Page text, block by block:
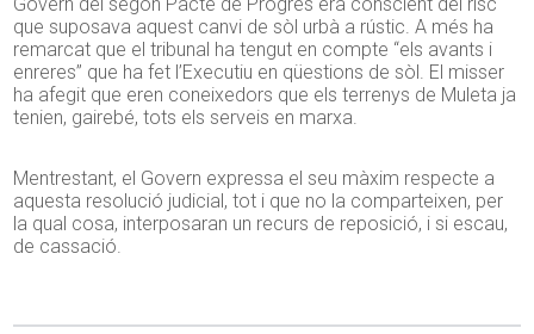
Govern del segon Pacte de Progrés era conscient del risc
que suposava aquest canvi de sòl urbà a rústic. A més ha
remarcat que el tribunal ha tengut en compte “els avants i
enreres” que ha fet l’Executiu en qüestions de sòl. El misser
ha afegit que eren coneixedors que els terrenys de Muleta ja
tenien, gairebé, tots els serveis en marxa.
Mentrestant, el Govern expressa el seu màxim respecte a
aquesta resolució judicial, tot i que no la comparteixen, per
la qual cosa, interposaran un recurs de reposició, i si escau,
de cassació.